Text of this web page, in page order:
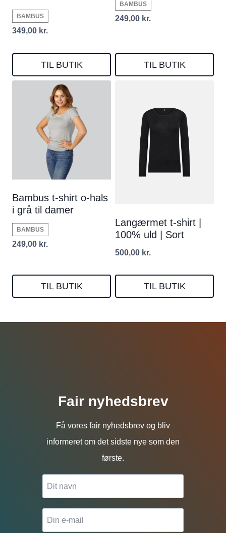
BAMBUS
349,00 kr.
TIL BUTIK
BAMBUS
249,00 kr.
TIL BUTIK
Bambus t-shirt o-hals
i grå til damer
BAMBUS
249,00 kr.
TIL BUTIK
Langærmet t-shirt |
100% uld | Sort
500,00 kr.
TIL BUTIK
Fair nyhedsbrev
Få vores fair nyhedsbrev og bliv
informeret om det sidste nye som den
første.